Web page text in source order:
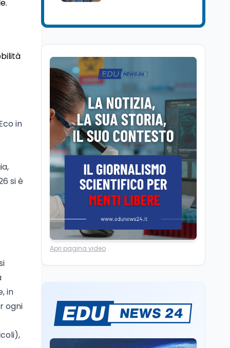
in
si è
in
ogni
studente 14enne uccide
Camere in ferie,
riapertura il 9
elettorale e Rai. La
premier Meloni attesa a
Bari il 4 settembre per
celebrare il governo più
longevo dell’Italia
repubblicana
Cultura7 ago
Ravenna, il settembre
dantesco nel 705°
anniversario della morte
del Sommo Poeta
Cultura7 ago
Franca Ghitti a Santa
Giulia: il quarto capitolo
Scuola
“Noi siamo le Scuole”:
Sparatoria a Bangkok:
studente 14enne uccide
5 insegnanti e i nonni
Apri pagina video